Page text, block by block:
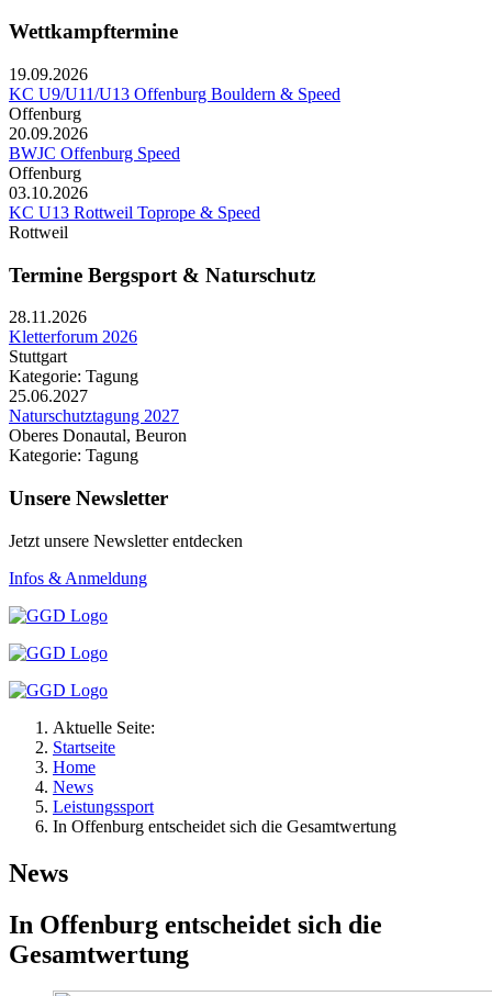
Wettkampftermine
19.09.2026
KC U9/U11/U13 Offenburg Bouldern & Speed
Offenburg
20.09.2026
BWJC Offenburg Speed
Offenburg
03.10.2026
KC U13 Rottweil Toprope & Speed
Rottweil
Termine Bergsport & Naturschutz
28.11.2026
Kletterforum 2026
Stuttgart
Kategorie: Tagung
25.06.2027
Naturschutztagung 2027
Oberes Donautal, Beuron
Kategorie: Tagung
Unsere Newsletter
Jetzt unsere Newsletter entdecken
Infos & Anmeldung
Aktuelle Seite:
Startseite
Home
News
Leistungssport
In Offenburg entscheidet sich die Gesamtwertung
News
In Offenburg entscheidet sich die
Gesamtwertung